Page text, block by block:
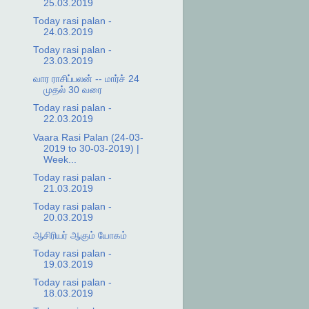
25.03.2019
Today rasi palan -
24.03.2019
Today rasi palan -
23.03.2019
வார ராசிப்பலன் -- மார்ச் 24
முதல் 30 வரை
Today rasi palan -
22.03.2019
Vaara Rasi Palan (24-03-
2019 to 30-03-2019) |
Week...
Today rasi palan -
21.03.2019
Today rasi palan -
20.03.2019
ஆசிரியர் ஆகும் யோகம்
Today rasi palan -
19.03.2019
Today rasi palan -
18.03.2019